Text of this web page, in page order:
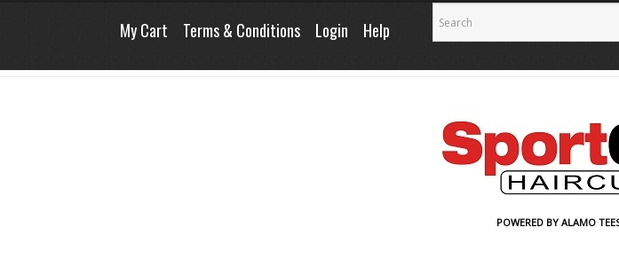
My Cart Terms & Conditions Login Help
POWERED BY ALAMO